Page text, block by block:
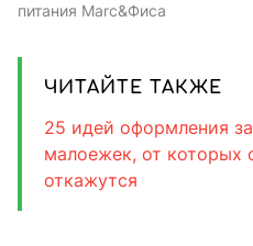
питания Marc&Фиса
ЧИТАЙТЕ ТАКЖЕ
25 идей оформления
малоежек, от которых
откажутся